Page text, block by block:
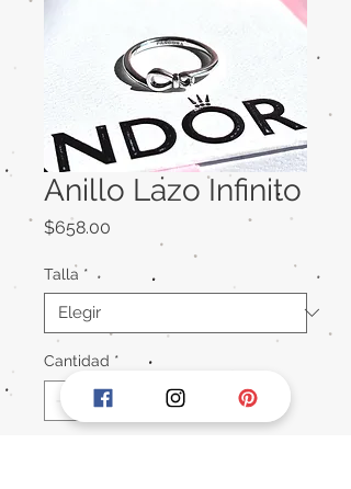
Anillo Lazo Infinito
$658.00
Talla *
Cantidad *